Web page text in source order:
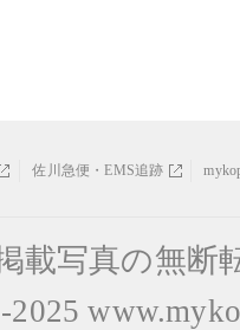
佐川急便・EMS追跡
載写真の無断
2025